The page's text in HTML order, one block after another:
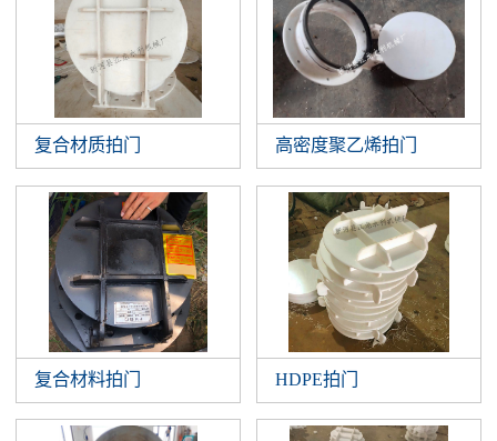
复合材质拍门 高密度聚乙烯拍门
复合材料拍门 HDPE拍门